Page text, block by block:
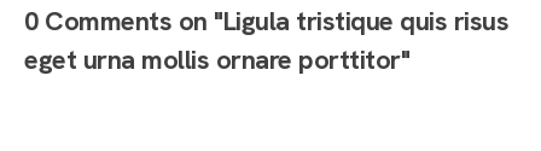
0 Comments on "Ligula tristique quis risus
eget urna mollis ornare porttitor"